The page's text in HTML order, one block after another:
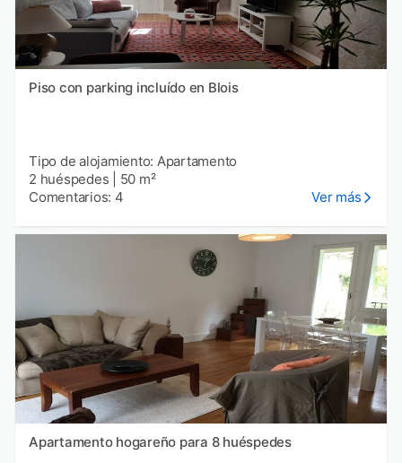
Piso con parking incluído en Blois
Tipo de alojamiento: Apartamento
2 huéspedes
50 m²
Comentarios: 4
Ver más
Apartamento hogareño para 8 huéspedes